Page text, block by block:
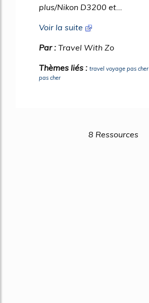
plus/Nikon D3200 et...
Voir la suite
Par : Travel With Zo
Thèmes liés : travel voyage pas cher
pas cher
8 Ressources